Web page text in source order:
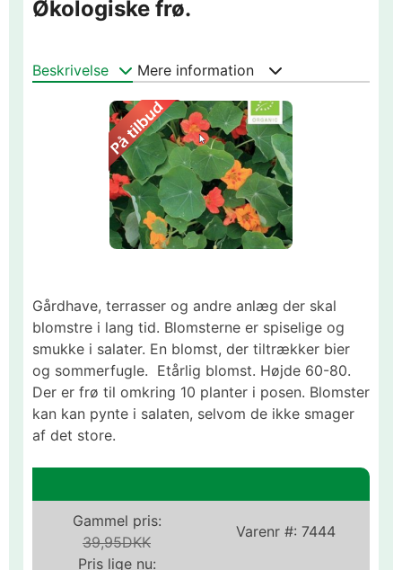
Økologiske frø.
Beskrivelse Mere information
Gårdhave, terrasser og andre anlæg der skal
blomstre i lang tid. Blomsterne er spiselige og
smukke i salater. En blomst, der tiltrækker bier
og sommerfugle. Etårlig blomst. Højde 60-80.
Der er frø til omkring 10 planter i posen. Blomster
kan kan pynte i salaten, selvom de ikke smager
af det store.
Varenr #: 7444
Gammel pris:
39,95DKK
Pris lige nu: